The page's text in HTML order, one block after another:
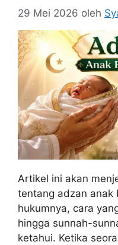
29 Mei 2026 oleh
Artikel ini akan
tentang adzan anak
hukumnya, cara
hingga sunnah-
ketahui. Ketika